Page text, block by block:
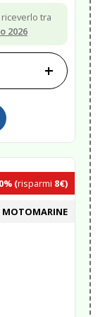
tra
2026
+
MOTOMARINE
(risparmi 8€)